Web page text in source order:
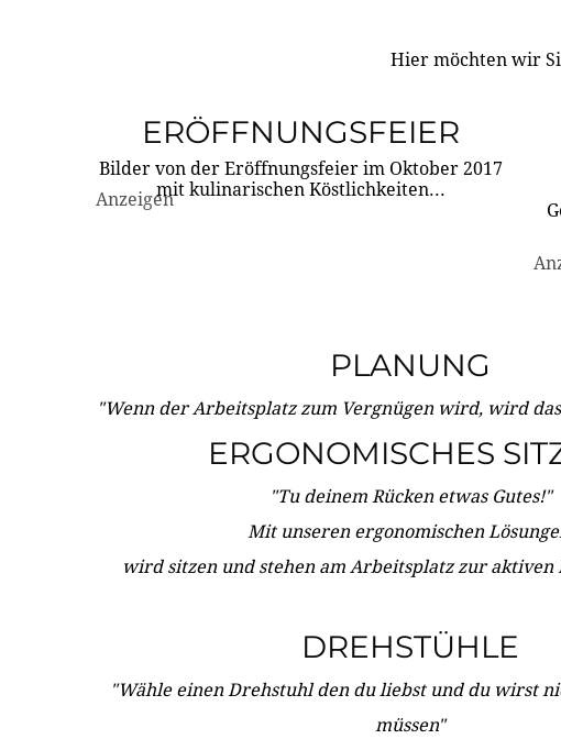
Hier möchten wir
ERÖFFNUNGSFEIER
Bilder von der Eröffnungsfeier im Oktober 2017
mit kulinarischen Köstlichkeiten...
Anzeigen
PLANUNG
"Wenn der Arbeitsplatz zum Vergnügen wird, wird
ERGONOMISCHES
"Tu deinem Rücken etwas Gutes!"
Mit unseren ergonomischen
wird sitzen und stehen am Arbeitsplatz zur aktiven
DREHSTÜHLE
"Wähle einen Drehstuhl den du liebst und du wirst
müssen"